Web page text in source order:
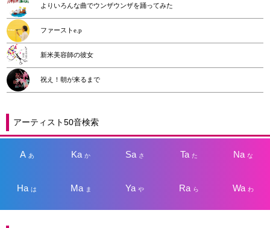
よりいろんな曲でウンザウンザを踊ってみた
ファーストe.p
新米美容師の彼女
祝え！朝が来るまで
アーティスト50音検索
A あ Kaか Sa さ Taた Na な
Haは Ma ま Yaや Ra ら Wa わ